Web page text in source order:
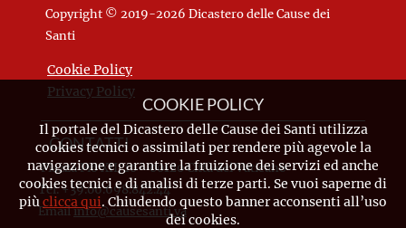
Copyright © 2019-2026 Dicastero delle Cause dei
Santi
Cookie Policy
Privacy Policy
CONTATTI
Piazza Pio XII, 10 - 00120 Città del Vaticano
Tel. +39.06.698.842.44
Emailinfo@causesanti.va
COOKIE POLICY
Il portale del Dicastero delle Cause dei Santi utilizza
cookies tecnici o assimilati per rendere più agevole la
navigazione e garantire la fruizione dei servizi ed anche
cookies tecnici e di analisi di terze parti. Se vuoi saperne di
piùclicca qui. Chiudendo questo banner acconsenti all’uso
dei cookies.